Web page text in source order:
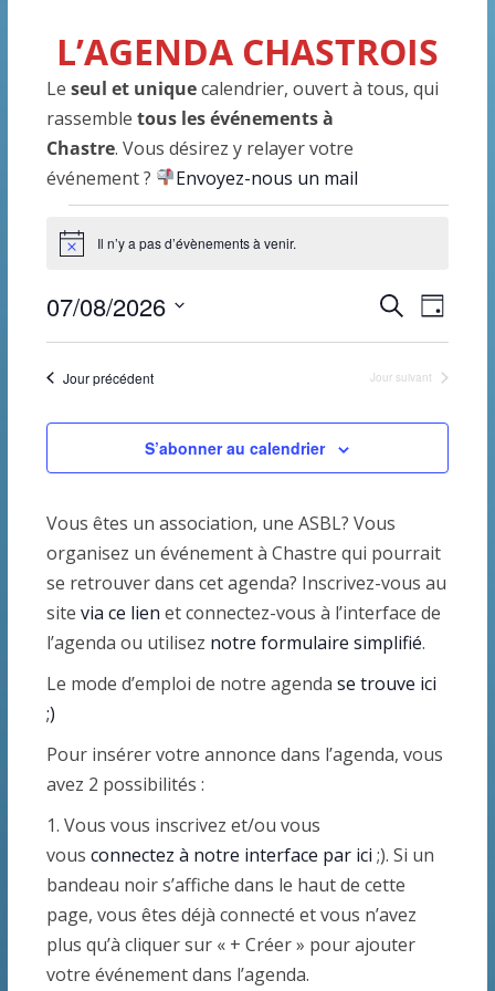
L’AGENDA CHASTROIS
Le seul et uniquecalendrier, ouvert à tous, qui
rassembletous les événements à
Chastre. Vous désirez y relayer votre
événement ?
Envoyez-nous un mail
Évènements
for
7
août
2026
N
i
c
e
Il n’y a pas d’évènements à venir.
R
e
r
c
h
e
t
a
v
i
R
h
r
h
N
a
a
t
i
o
d
v
J
o
r
07/08/2026
S
é
e
i
o
n
n
e
z
u
a
t
e
.
Jour précédent Jour suivant
S’abonner au calendrier
Vous êtes un association, une ASBL? Vous
organisez un événement à Chastre qui pourrait
se retrouver dans cet agenda? Inscrivez-vous au
sitevia ce lien et connectez-vous à l’interface de
l’agenda ou utilisez notre formulaire simplifié.
Le mode d’emploi de notre agendase trouve ici
;)
Pour insérer votre annonce dans l’agenda, vous
avez 2 possibilités :
1. Vous vous inscrivez et/ou vous
vousconnectez à notre interface par ici ;). Si un
bandeau noir s’affiche dans le haut de cette
page, vous êtes déjà connecté et vous n’avez
plus qu’à cliquer sur « + Créer » pour ajouter
votre événement dans l’agenda.